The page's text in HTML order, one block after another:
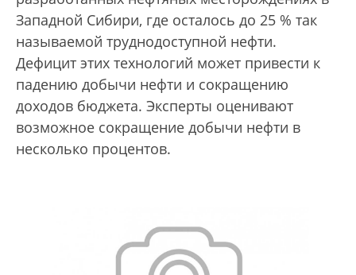
Западной Сибири, где осталось до 25 % так
называемой труднодоступной нефти.
Дефицит этих технологий может привести к
падению добычи нефти и сокращению
доходов бюджета. Эксперты оценивают
возможное сокращение добычи нефти в
несколько процентов.